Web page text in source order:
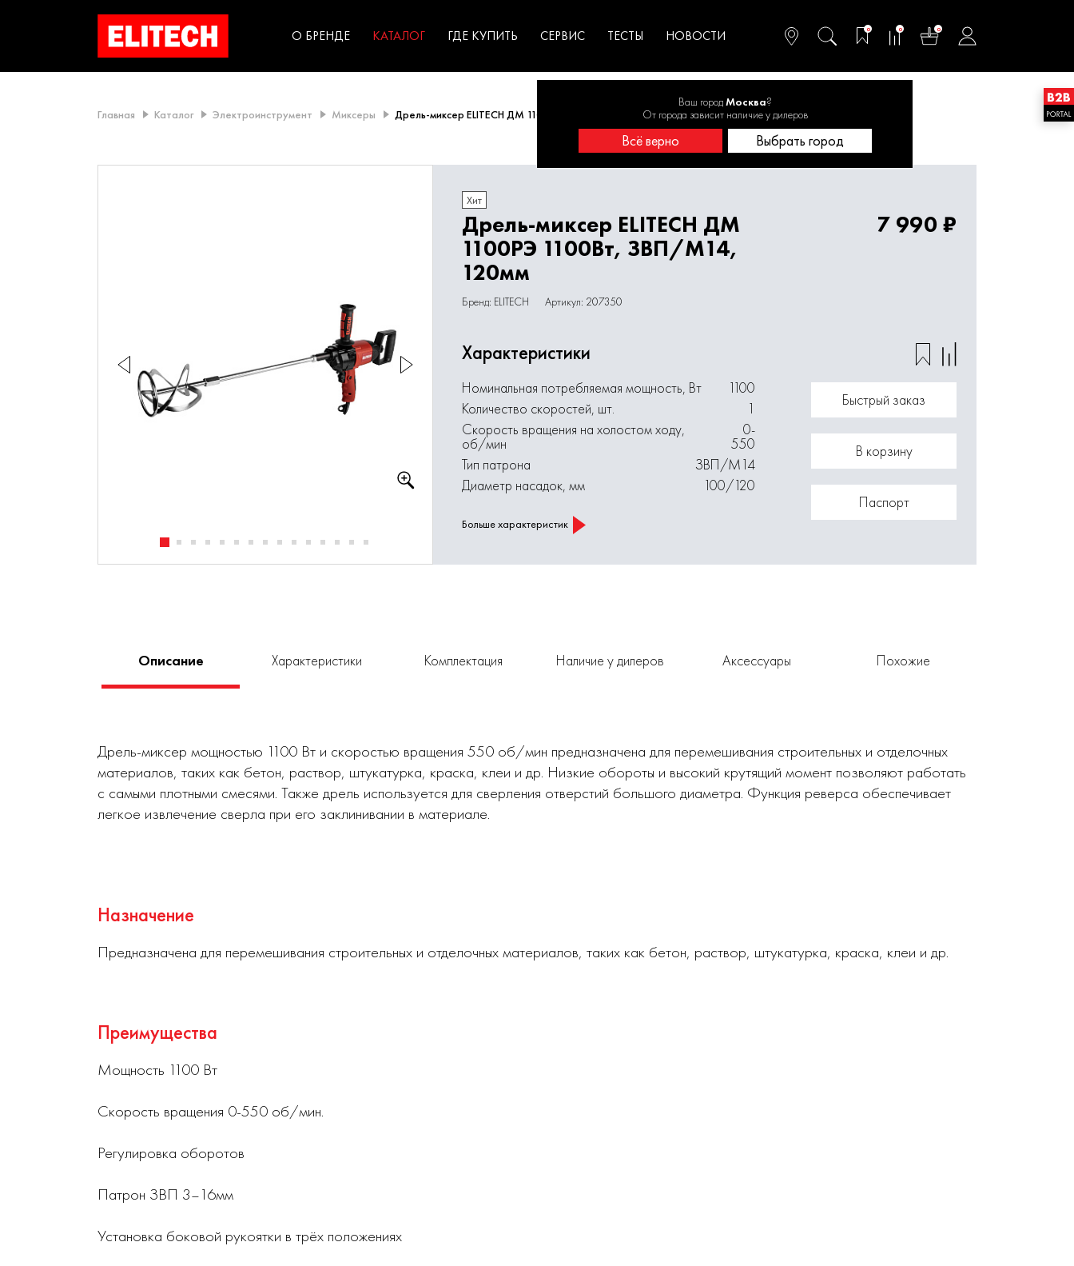
О БРЕНДЕ КАТАЛОГ садоводства
ГДЕ КУПИТЬ СЕРВИС ТЕСТЫ НОВОСТИ 0 0 0
Ваш городМосква?
От города зависит наличие у дилеров
Всё верно Выбрать город
Главная Каталог Электроинструмент Миксеры Дрель-миксер ELITECH ДМ 1100РЭ 1100Вт, ЗВП/М14, 120мм
Хит
Дрель-миксер ELITECH ДМ
1100РЭ 1100Вт, ЗВП/М14,
120мм
Бренд: ELITECH Артикул: 207350
7 990 ₽
Характеристики
Номинальная потребляемая мощность, Вт
1100
Количество скоростей, шт.
1
Скорость вращения на холостом ходу,
об/мин
0-
550
Тип патрона
ЗВП/М14
Диаметр насадок, мм
100/120
Больше характеристик
Быстрый заказ
В корзину
Паспорт
Описание Характеристики Комплектация Наличие у дилеров Аксессуары Похожие
Дрель-миксер мощностью 1100 Вт и скоростью вращения 550 об/мин предназначена для перемешивания строительных и отделочных
материалов, таких как бетон, раствор, штукатурка, краска, клеи и др. Низкие обороты и высокий крутящий момент позволяют работать
с самыми плотными смесями. Также дрель используется для сверления отверстий большого диаметра. Функция реверса обеспечивает
легкое извлечение сверла при его заклинивании в материале.
Назначение
Предназначена для перемешивания строительных и отделочных материалов, таких как бетон, раствор, штукатурка, краска, клеи и др.
Преимущества
Мощность 1100 Вт
Скорость вращения 0-550 об/мин.
Регулировка оборотов
Патрон ЗВП 3–16мм
Установка боковой рукоятки в трёх положениях